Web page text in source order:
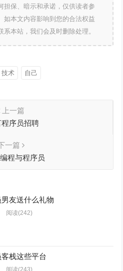
担保、暗示和承诺，仅供读者参
如本文内容影响到您的合法权益
系本站，我们会及时删除处理。
技术 自己
上一篇
序员招聘
一篇
程与程序员
友送什么礼物
阅读(242)
栈这些平台
阅读(243)